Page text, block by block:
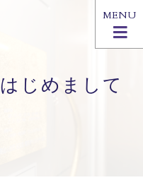
MENU
はじめまして